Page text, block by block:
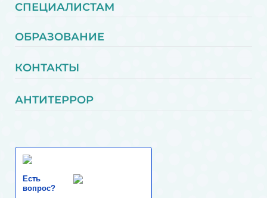
СПЕЦИАЛИСТАМ
ОБРАЗОВАНИЕ
КОНТАКТЫ
АНТИТЕРРОР
Есть
вопрос?